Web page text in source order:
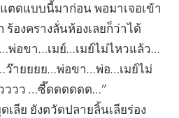
ตดแบบนี้มาก่อน พอมาเจอเข้า
ร้องครางลั่นห้องเลยก็ว่าได้
พ่อขา…เมย์…เมย์ไม่ไหวแล้ว…
ายยยย…พ่อขา…พ่อ…เมย์ไม่
ววว …ซี๊ดดดดดด…”
ลีย ยังตวัดปลายลิ้นเลียร่อง